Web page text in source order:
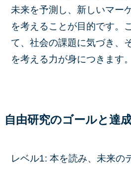
未来を予測し、新しいマー
を考えることが目的です。
て、社会の課題に気づき、
を考える力が身につきます。
自由研究のゴールと達
レベル1: 本を読み、未来の